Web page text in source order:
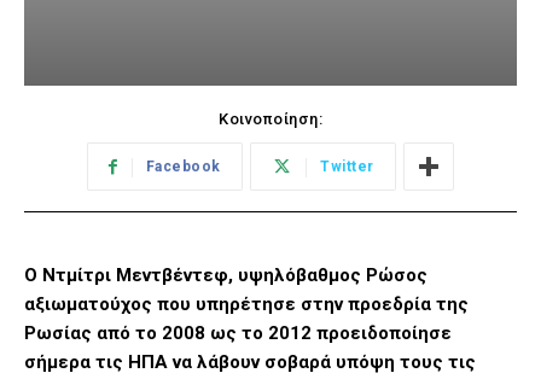
Κοινοποίηση:
Facebook Twitter
O Ντμίτρι Μεντβέντεφ, υψηλόβαθμος Ρώσος
αξιωματούχος που υπηρέτησε στην προεδρία της
Ρωσίας από το 2008 ως το 2012 προειδοποίησε
σήμερα τις ΗΠΑ να λάβουν σοβαρά υπόψη τους τις